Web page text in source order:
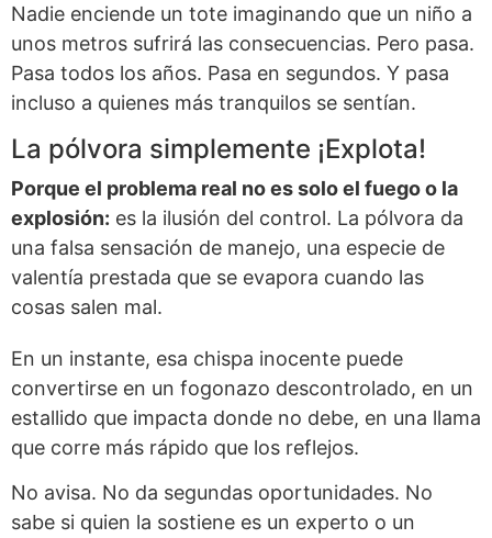
Nadie enciende un tote imaginando que un niño a
unos metros sufrirá las consecuencias. Pero pasa.
Pasa todos los años. Pasa en segundos. Y pasa
incluso a quienes más tranquilos se sentían.
La pólvora simplemente ¡Explota!
Porque el problema real no es solo el fuego o la
explosión: es la ilusión del control. La pólvora da
una falsa sensación de manejo, una especie de
valentía prestada que se evapora cuando las
cosas salen mal.
En un instante, esa chispa inocente puede
convertirse en un fogonazo descontrolado, en un
estallido que impacta donde no debe, en una llama
que corre más rápido que los reflejos.
No avisa. No da segundas oportunidades. No
sabe si quien la sostiene es un experto o un